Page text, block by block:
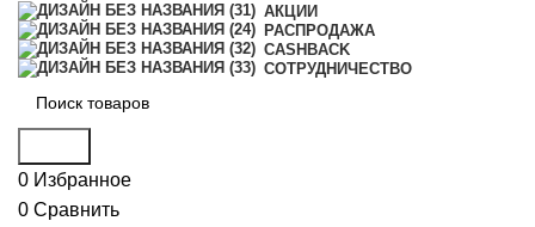
АКЦИИ
РАСПРОДАЖА
CASHBACK
СОТРУДНИЧЕСТВО
0 Избранное
0 Сравнить